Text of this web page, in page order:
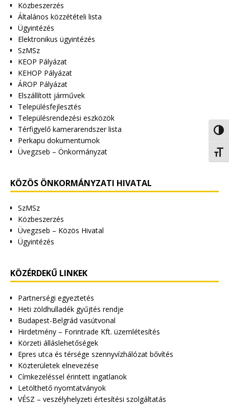
Közbeszerzés
Általános közzétételi lista
Ügyintézés
Elektronikus ügyintézés
SzMSz
KEOP Pályázat
KEHOP Pályázat
ÁROP Pályázat
Elszállított járművek
Településfejlesztés
Településrendezési eszközök
Térfigyelő kamerarendszer lista
Perkapu dokumentumok
Üvegzseb – Önkormányzat
KÖZÖS ÖNKORMÁNYZATI HIVATAL
SzMSz
Közbeszerzés
Üvegzseb – Közös Hivatal
Ügyintézés
KÖZÉRDEKŰ LINKEK
Partnerségi egyeztetés
Heti zöldhulladék gyűjtés rendje
Budapest-Belgrád vasútvonal
Hirdetmény – Forintrade Kft. üzemlétesítés
Körzeti álláslehetőségek
Epres utca és térsége szennyvízhálózat bővítés
Közterületek elnevezése
Címkezeléssel érintett ingatlanok
Letölthető nyomtatványok
VÉSZ – veszélyhelyzeti értesítési szolgáltatás